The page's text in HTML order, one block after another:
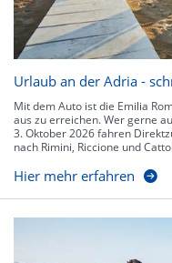
Urlaub an der Adria -
Mit dem Auto ist die Emilia
aus zu erreichen. Wer gerne
3. Oktober 2026 fahren
nach Rimini, Riccione und
Hier mehr erfahren